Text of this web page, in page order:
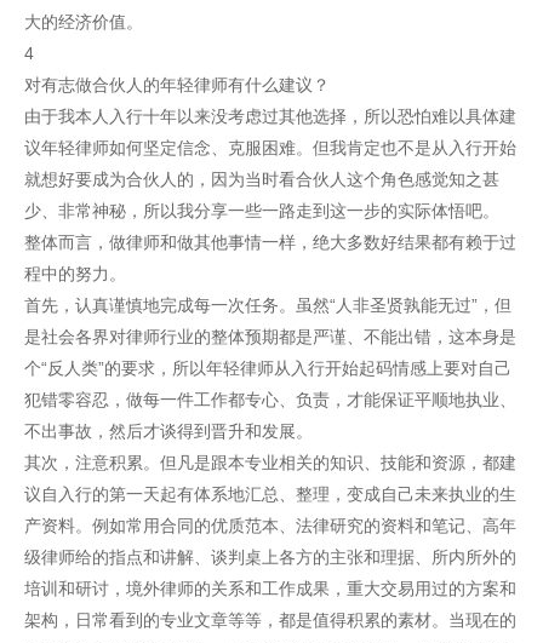
大的经济价值。
4
对有志做合伙人的年轻律师有什么建议？
由于我本人入行十年以来没考虑过其他选择，所以恐怕难以具体建
议年轻律师如何坚定信念、克服困难。但我肯定也不是从入行开始
就想好要成为合伙人的，因为当时看合伙人这个角色感觉知之甚
少、非常神秘，所以我分享一些一路走到这一步的实际体悟吧。
整体而言，做律师和做其他事情一样，绝大多数好结果都有赖于过
程中的努力。
首先，认真谨慎地完成每一次任务。虽然“人非圣贤孰能无过”，但
是社会各界对律师行业的整体预期都是严谨、不能出错，这本身是
个“反人类”的要求，所以年轻律师从入行开始起码情感上要对自己
犯错零容忍，做每一件工作都专心、负责，才能保证平顺地执业、
不出事故，然后才谈得到晋升和发展。
其次，注意积累。但凡是跟本专业相关的知识、技能和资源，都建
议自入行的第一天起有体系地汇总、整理，变成自己未来执业的生
产资料。例如常用合同的优质范本、法律研究的资料和笔记、高年
级律师给的指点和讲解、谈判桌上各方的主张和理据、所内所外的
培训和研讨，境外律师的关系和工作成果，重大交易用过的方案和
架构，日常看到的专业文章等等，都是值得积累的素材。当现在的